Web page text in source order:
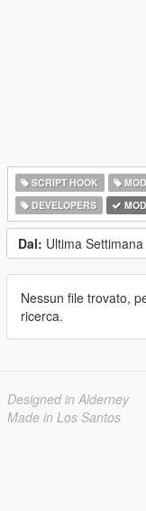
SCRIPT HOOK
DEVELOPERS
Dal: Ultima Settimana
Nessun file trovato,
ricerca.
Designed in Alderney
Made in Los Santos